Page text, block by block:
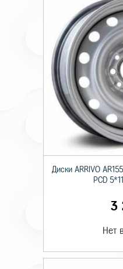
Диски ARRIVO
PCD
3
Нет